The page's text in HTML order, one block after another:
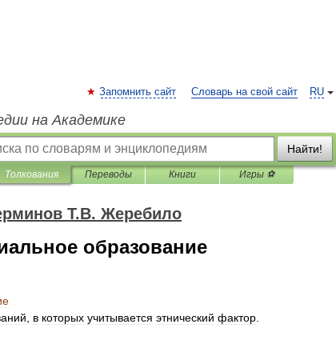
RU
Запомнить сайт Словарь на свой сайт
на Академике
Найти!
Толкования Переводы Книги Игры ⚽
Т.В. Жеребило
образование
в которых учитывается этнический фактор